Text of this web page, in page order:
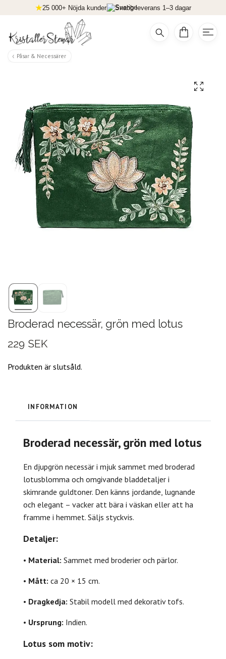
25 000+ Nöjda kunder Snabb leverans 1–3 dagar
Påsar & Necessärer
Broderad necessär, grön med lotus
229 SEK
Produkten är slutsåld.
INFORMATION
Broderad necessär, grön med lotus
En djupgrön necessär i mjuk sammet med broderad
lotusblomma och omgivande bladdetaljer i
skimrande guldtoner. Den känns jordande, lugnande
och elegant – vacker att bära i väskan eller att ha
framme i hemmet. Säljs styckvis.
Detaljer:
• Material: Sammet med broderier och pärlor.
• Mått: ca 20 × 15 cm.
• Dragkedja: Stabil modell med dekorativ tofs.
• Ursprung: Indien.
Lotus som motiv: